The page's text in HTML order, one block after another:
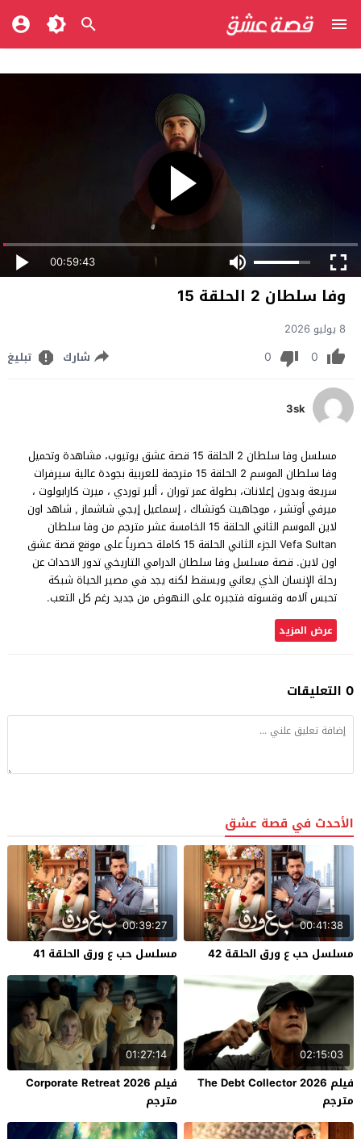
00:59:43
وفا سلطان 2 الحلقة 15
8 يوليو 2026
0
0 شارك تبليغ
3sk
مسلسل وفا سلطان 2 الحلقة 15 قصة عشق يوتيوب، مشاهدة وتحميل
وفا سلطان الموسم 2 الحلقة 15 مترجمة للعربية بجودة عالية سيرفرات
سريعة وبدون إعلانات، بطولة عمر توران ، ألبر توردي ، ميرت كارابولوت ،
ميرفي أوتشر ، موجاهيت كوتشاك ، إسماعيل إيجي شاشماز , شاهد اون
لاين الموسم الثاني الحلقة 15 الخامسة عشر مترجم من وفا سلطان
Vefa Sultan الجزء الثاني الحلقة 15 كاملة حصرياً على موقع قصة عشق
اون لاين. قصة مسلسل وفا سلطان الدرامي التاريخي تدور الاحداث عن
رحلة الإنسان الذي يعاني ويسقط لكنه يجد في مصير الحياة شبكة
تحبس آلامه وقسوته فتجبره على النهوض من جديد رغم كل التعب.
عرض المزيد
0 التعليقات
الأحدث في قصة عشق
00:41:38
مسلسل حب ع ورق الحلقة 42
00:39:27
مسلسل حب ع ورق الحلقة 41
02:15:03
فيلم The Debt Collector 2026
مترجم
01:27:14
فيلم Corporate Retreat 2026
مترجم